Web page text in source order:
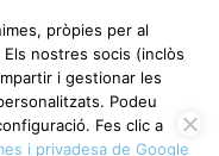
pròpies per al
nostres socis (inclòs
i gestionar les
Podeu
Fes clic a
i privadesa de Google